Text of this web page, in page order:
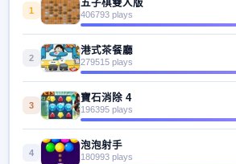
1
五子棋雙人版
406793 plays
2
港式茶餐廳
279515 plays
3
寶石消除 4
196395 plays
4
泡泡射手
180993 plays